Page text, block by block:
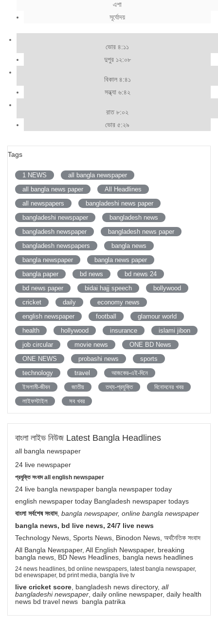
এশা
সূর্যোদয়
ভোর ৪:১১
দুপুর ১২:০৮
বিকাল ৪:৪১
সন্ধ্যা ৬:৪২
রাত ৮:০২
ভোর ৫:২৯
Tags
1 NEWS
all bangla newspaper
all bangla news paper
All Headlines
all newspapers
bangladeshi news paper
bangladeshi newspaper
bangladesh news
bangladesh newspaper
bangladesh news paper
bangladesh newspapers
bangla news
bangla newspaper
bangla news paper
bangla paper
bd news
bd news 24
bd news paper
bidai hajj speech
bollywood
cricket
daily
economy news
english newspaper
football
glamour world
health
hollywood insurance
islami jibon
job circular
movie news
ONE BD News
ONE NEWS
probashi news
sports
technology
travel
আজকের-এই-দিনে
ইসলামী-জীবন
জাতীয় তথ্য-প্রযুক্তি
বিনোদনের খবর
লাইফস্টাইল
সব খবর
বাংলা লাইভ নিউজ Latest Bangla Headlines
all bangla newspaper
24 live newspaper
প্রযুক্তি সংবাদ all english newspaper
24 live bangla newspaper bangla newspaper today
english newspaper today Bangladesh newspaper todays
বাংলা সর্বশেষ সংবাদ, bangla newspaper, online bangla newspaper
bangla news, bd live news, 24/7 live news
Technology News, Sports News, Binodon News, অর্থনৈতিক সংবাদ
All Bangla Newspaper, All English Newspaper, breaking
bangla news, BD News Headlines, bangla news headlines
24 news headlines, bd online newspapers, latest bangla newspaper,
bd enewspaper, bd print media, bangla live tv
live cricket score , bangladesh news directory, all
bangladeshi newspaper , daily online newspaper, daily health
news bd travel news bangla patrika